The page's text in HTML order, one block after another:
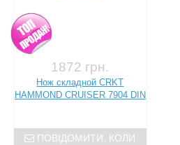
1872 грн.
Нож складной CRKT
HAMMOND CRUISER 7904 DIN
ПОВІДОМИТИ, КОЛИ